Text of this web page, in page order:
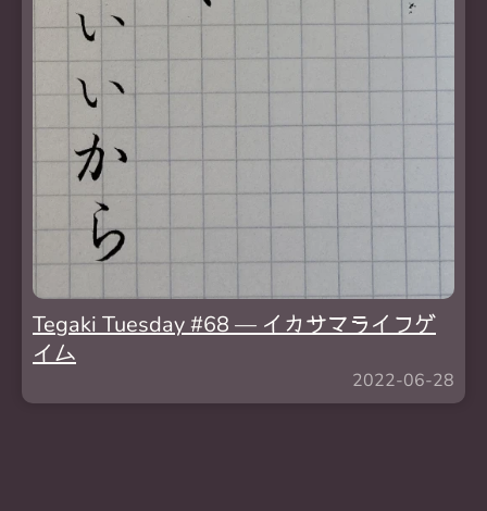
Tegaki Tuesday #68 — イカサマライフゲ
イム
2022-06-28